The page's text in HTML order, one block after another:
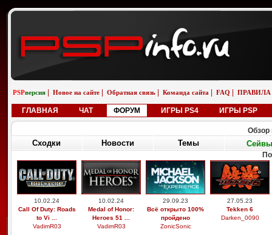
PSPверсия Новое на сайте Обратная связь Команда сайта FAQ ПРАВИЛА
ГЛАВНАЯ ЧАТ ФОРУМ ИГРЫ PS4 ИГРЫ PSP
Обзор
Сходки Новости Темы Сейвы
10.02.24
Call Of Duty: Roads
to Vi ...
VadimR03
10.02.24
Medal of Honor:
Heroes 51 ...
VadimR03
29.09.23
Всё открыто 100%
пройдено
ZonicSonic
27.05.23
Tekken 6
Darken_0090